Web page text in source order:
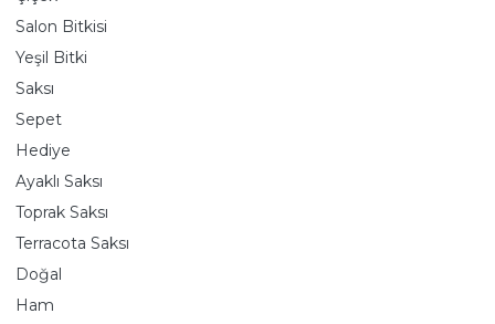
Salon Bitkisi
Yeşil Bitki
Saksı
Sepet
Hediye
Ayaklı Saksı
Toprak Saksı
Terracota Saksı
Doğal
Ham